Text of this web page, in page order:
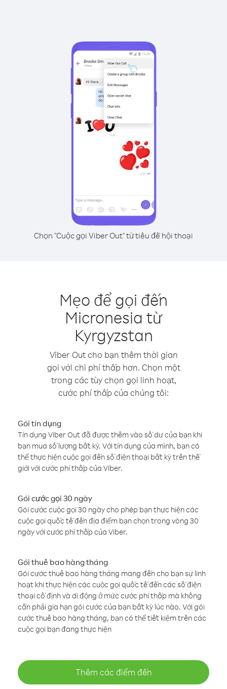
Chọn "Cuộc gọi Viber Out" từ tiêu đề hội thoại
Mẹo để gọi đến
Micronesia từ
Kyrgyzstan
Viber Out cho bạn thêm thời gian
gọi với chi phí thấp hơn. Chọn một
trong các tùy chọn gọi linh hoạt,
cước phí thấp của chúng tôi:
Gói tín dụng
Tín dụng Viber Out đã được thêm vào số dư của bạn khi
bạn mua số lượng bất kỳ. Với tín dụng của mình, bạn có
thể thực hiện cuộc gọi đến số điện thoại bất kỳ trên thế
giới với cước phí thấp của Viber.
Gói cước gọi 30 ngày
Gói cước cuộc gọi 30 ngày cho phép bạn thực hiện các
cuộc gọi quốc tế đến địa điểm bạn chọn trong vòng 30
ngày với cước phí thấp của Viber.
Gói thuê bao hàng tháng
Gói cước thuê bao hàng tháng mang đến cho bạn sự linh
hoạt khi thực hiện các cuộc gọi quốc tế đến các số điện
thoại cố định và di động ở mức cước phí thấp mà không
cần phải gia hạn gói cước của bạn bất kỳ lúc nào. Với gói
cước thuê bao hàng tháng, bạn có thể tiết kiệm trên các
cuộc gọi bạn đang thực hiện
Thêm các điểm đến